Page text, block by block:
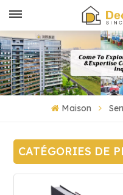
Maison
CATÉGORIES DE